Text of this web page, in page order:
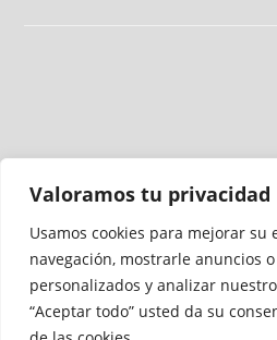
Valoramos tu privacidad
Usamos cookies para mejorar su
navegación, mostrarle anuncios
personalizados y analizar
“Aceptar todo” usted da su
Medio auditado por